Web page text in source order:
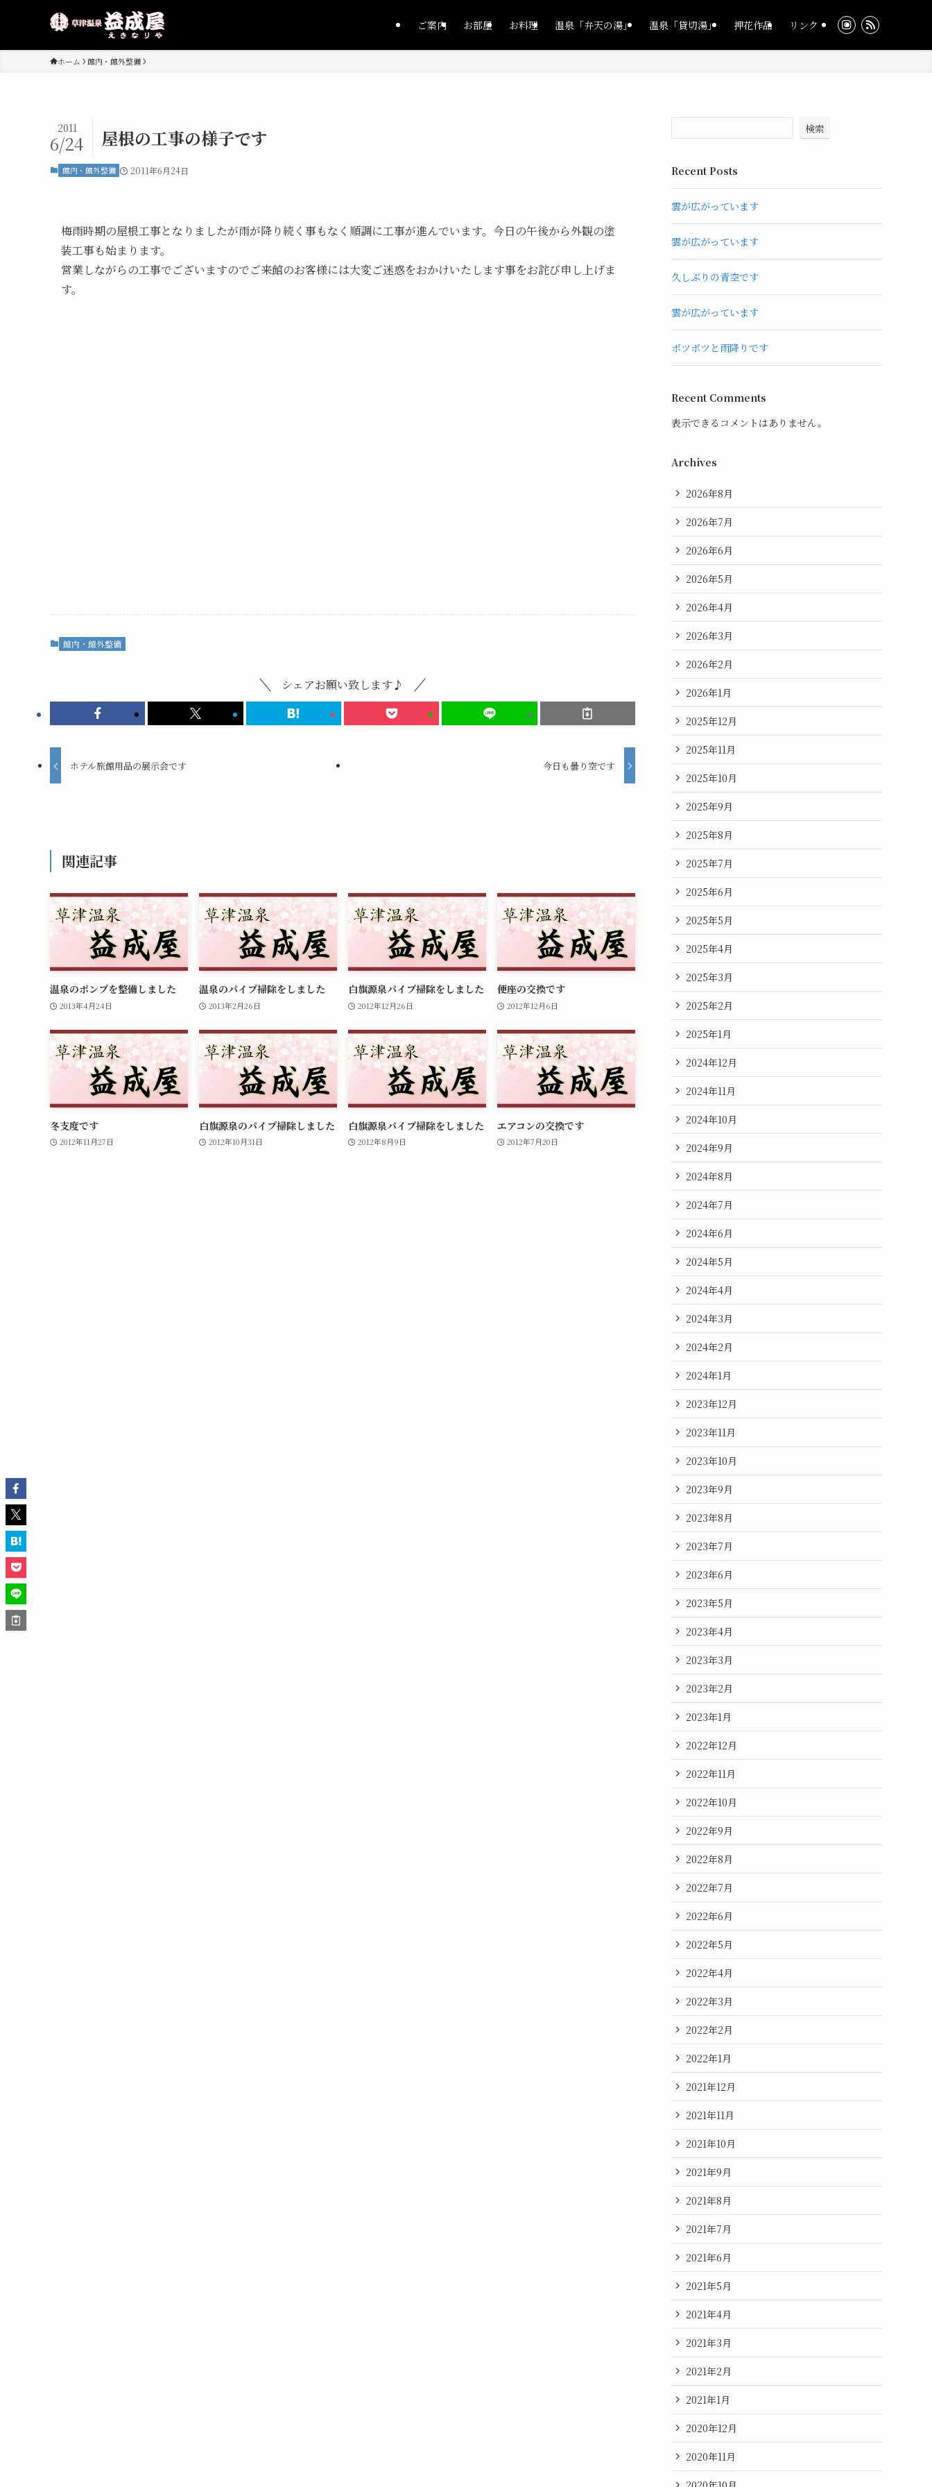
ご案内 お部屋 お料理 温泉「弁天の湯」 温泉「貸切湯」 押花作品 リンク
ホーム 館内・館外整備
屋根の工事の様子です
2011
6/24
館内・館外整備 2011年6月24日
梅雨時期の屋根工事となりましたが雨が降り続く事もなく順調に工事が進んでいます。今日の午後から外観の塗
装工事も始まります。
営業しながらの工事でございますのでご来館のお客様には大変ご迷惑をおかけいたします事をお詫び申し上げま
す。
館内・館外整備
シェアお願い致します♪
ホテル旅館用品の展示会です 今日も曇り空です
関連記事
温泉のポンプを整備しました
2013年4月24日
温泉のパイプ掃除をしました
2013年2月26日
白旗源泉パイプ掃除をしました
2012年12月26日
便座の交換です
2012年12月6日
冬支度です
2012年11月27日
白旗源泉のパイプ掃除しました
2012年10月31日
白旗源泉パイプ掃除をしました
2012年8月9日
エアコンの交換です
2012年7月20日
検索
Recent Posts
雲が広がっています
雲が広がっています
久しぶりの青空です
雲が広がっています
ポツポツと雨降りです
Recent Comments
表示できるコメントはありません。
Archives
2026年8月
2026年7月
2026年6月
2026年5月
2026年4月
2026年3月
2026年2月
2026年1月
2025年12月
2025年11月
2025年10月
2025年9月
2025年8月
2025年7月
2025年6月
2025年5月
2025年4月
2025年3月
2025年2月
2025年1月
2024年12月
2024年11月
2024年10月
2024年9月
2024年8月
2024年7月
2024年6月
2024年5月
2024年4月
2024年3月
2024年2月
2024年1月
2023年12月
2023年11月
2023年10月
2023年9月
2023年8月
2023年7月
2023年6月
2023年5月
2023年4月
2023年3月
2023年2月
2023年1月
2022年12月
2022年11月
2022年10月
2022年9月
2022年8月
2022年7月
2022年6月
2022年5月
2022年4月
2022年3月
2022年2月
2022年1月
2021年12月
2021年11月
2021年10月
2021年9月
2021年8月
2021年7月
2021年6月
2021年5月
2021年4月
2021年3月
2021年2月
2021年1月
2020年12月
2020年11月